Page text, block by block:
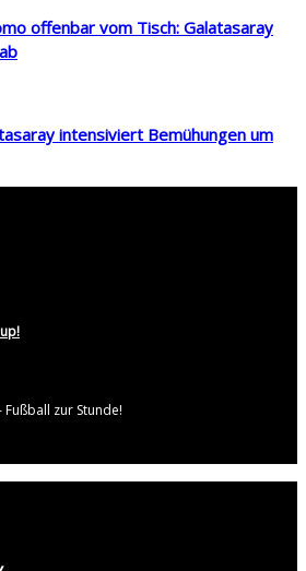
offenbar vom Tisch: Galatasaray
intensiviert Bemühungen um
zur Stunde!